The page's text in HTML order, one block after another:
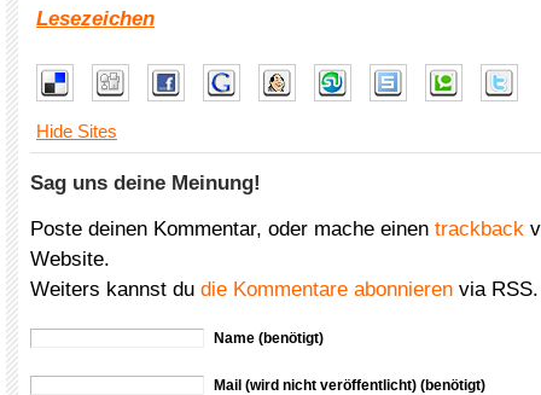
Lesezeichen
Hide Sites
Sag uns deine Meinung!
Poste deinen Kommentar, oder mache einen trackback
Website.
Weiters kannst du die Kommentare abonnieren via RSS.
Name (benötigt)
Mail (wird nicht veröffentlicht) (benötigt)